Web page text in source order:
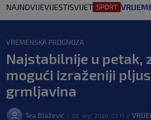
NAJNOVIJEVIJESTISVIJET
VREMENSKA PROGNOZA
Najstabilnije u petak,
mogući izraženiji
grmljavina
Tea Blažević 08. srp. 2026. 07:11